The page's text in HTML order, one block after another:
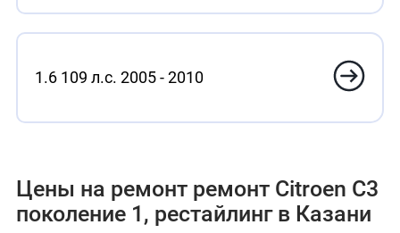
1.6 109 л.с. 2005 - 2010
Цены на ремонт ремонт Citroen C3
поколение 1, рестайлинг в Казани